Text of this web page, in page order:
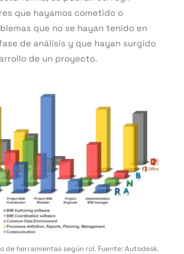
que hayamos cometido o
que no se hayan tenido en
de análisis y que hayan surgido
de un proyecto.
de herramientas según rol. Fuente: Autodesk.